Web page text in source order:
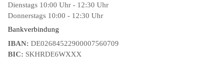
Dienstags 10:00 Uhr - 12:30 Uhr
Donnerstags 10:00 - 12:30 Uhr
Bankverbindung
IBAN: DE02684522900007560709
BIC: SKHRDE6WXXX